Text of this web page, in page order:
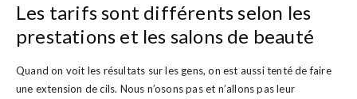
Les tarifs sont différents selon les
prestations et les salons de beauté
Quand on voit les résultats sur les gens, on est aussi tenté de faire
une extension de cils. Nous n’osons pas et n’allons pas leur